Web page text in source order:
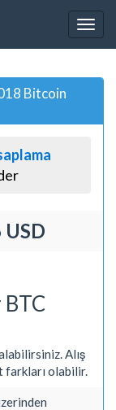
Bitcoin
Alış
farkları olabilir.